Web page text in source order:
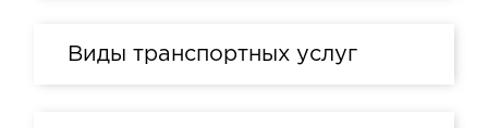
Виды транспортных услуг